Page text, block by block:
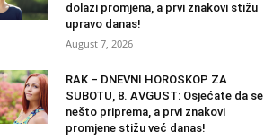
dolazi promjena, a prvi znakovi stižu
upravo danas!
August 7, 2026
RAK – DNEVNI HOROSKOP ZA
SUBOTU, 8. AVGUST: Osjećate da se
nešto priprema, a prvi znakovi
promjene stižu već danas!